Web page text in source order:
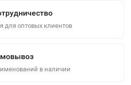
для оптовых клиентов
в наличии